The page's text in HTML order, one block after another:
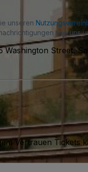
unseren
von uns
Washington Street,
Vertrauen Tickets